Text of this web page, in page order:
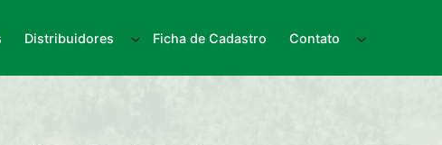
Distribuidores Ficha de Cadastro Contato